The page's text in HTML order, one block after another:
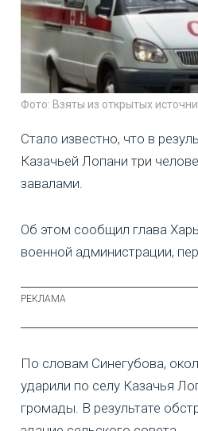
Фото: Взяты из открытых
Стало известно, что в
Казачьей Лопани три
завалами.
Об этом сообщил глава
военной администрации,
По словам Синегубова,
ударили по селу Казачья
громады. В результате